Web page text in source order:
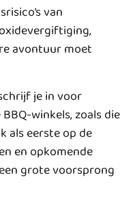
van
avontuur moet
je in voor
winkels, zoals die
als eerste op de
en opkomende
grote voorsprong